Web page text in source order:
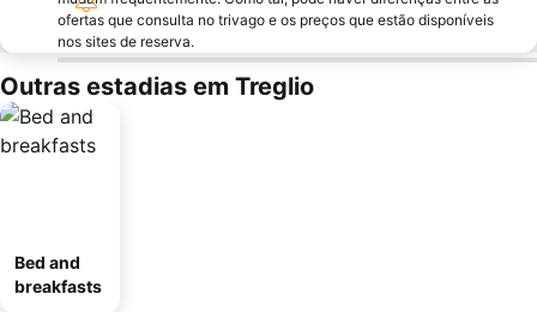
ofertas que consulta no trivago e os preços que estão disponíveis
nos sites de reserva.
Outras estadias em Treglio
Bed and
breakfasts